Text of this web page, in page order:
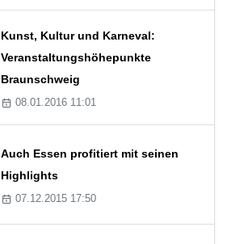
Kunst, Kultur und Karneval:
Veranstaltungshöhepunkte
Braunschweig
08.01.2016 11:01
Auch Essen profitiert mit seinen
Highlights
07.12.2015 17:50